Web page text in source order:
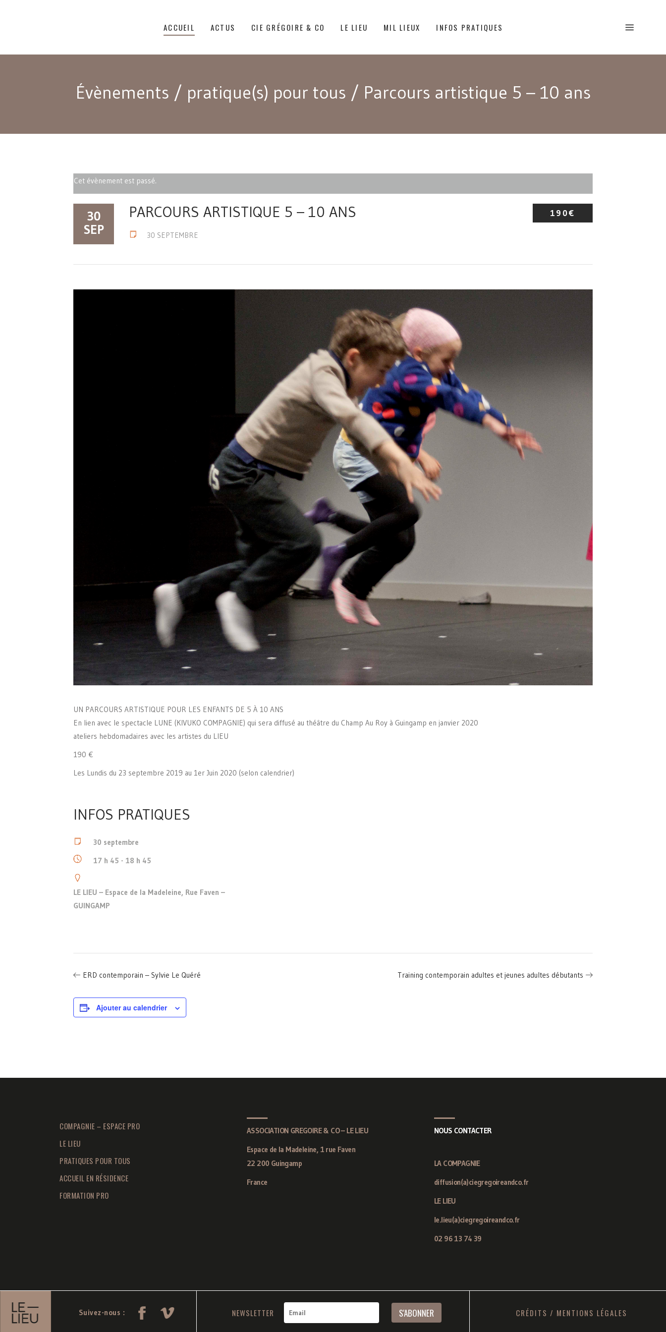
ACCUEIL ACTUS CIE GRÉGOIRE & CO LE LIEU MIL LIEUX INFOS PRATIQUES
Évènements / pratique(s) pour tous / Parcours artistique 5 – 10 ans
Cet évènement est passé.
30
SEP
190€
PARCOURS ARTISTIQUE 5 – 10 ANS
30 SEPTEMBRE
UN PARCOURS ARTISTIQUE POUR LES ENFANTS DE 5 À 10 ANS
En lien avec le spectacle LUNE (KIVUKO COMPAGNIE) qui sera diffusé au théâtre du Champ Au Roy à Guingamp en janvier 2020
ateliers hebdomadaires avec les artistes du LIEU
190 €
Les Lundis du 23 septembre 2019 au 1er Juin 2020 (selon calendrier)
INFOS PRATIQUES
30 septembre
17 h 45 - 18 h 45
LE LIEU – Espace de la Madeleine, Rue Faven –
GUINGAMP
ERD contemporain – Sylvie Le Quéré Training contemporain adultes et jeunes adultes débutants
Ajouter au calendrier
COMPAGNIE – ESPACE PRO
LE LIEU
PRATIQUES POUR TOUS
ACCUEIL EN RÉSIDENCE
FORMATION PRO
ASSOCIATION GREGOIRE & CO – LE LIEU
Espace de la Madeleine, 1 rue Faven
22 200 Guingamp
France
NOUS CONTACTER
LA COMPAGNIE
diffusion(a)ciegregoireandco.fr
LE LIEU
le.lieu(a)ciegregoireandco.fr
02 96 13 74 39
Suivez-nous : NEWSLETTER CRÉDITS / MENTIONS LÉGALES